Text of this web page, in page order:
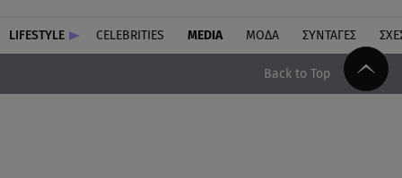
LIFESTYLE CELEBRITIES MEDIA ΜΟΔΑ ΣΥΝΤΑΓΕΣ
Back to Top